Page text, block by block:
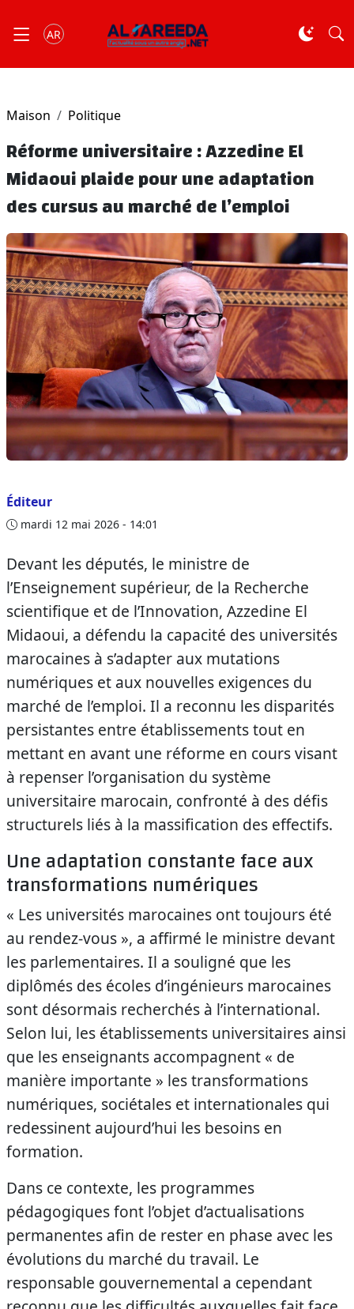
AR
Maison Politique
Réforme universitaire : Azzedine El
Midaoui plaide pour une adaptation
des cursus au marché de l’emploi
Éditeur
mardi 12 mai 2026 - 14:01
Devant les députés, le ministre de
l’Enseignement supérieur, de la Recherche
scientifique et de l’Innovation, Azzedine El
Midaoui, a défendu la capacité des universités
marocaines à s’adapter aux mutations
numériques et aux nouvelles exigences du
marché de l’emploi. Il a reconnu les disparités
persistantes entre établissements tout en
mettant en avant une réforme en cours visant
à repenser l’organisation du système
universitaire marocain, confronté à des défis
structurels liés à la massification des effectifs.
Une adaptation constante face aux
transformations numériques
« Les universités marocaines ont toujours été
au rendez-vous », a affirmé le ministre devant
les parlementaires. Il a souligné que les
diplômés des écoles d’ingénieurs marocaines
sont désormais recherchés à l’international.
Selon lui, les établissements universitaires ainsi
que les enseignants accompagnent « de
manière importante » les transformations
numériques, sociétales et internationales qui
redessinent aujourd’hui les besoins en
formation.
Dans ce contexte, les programmes
pédagogiques font l’objet d’actualisations
permanentes afin de rester en phase avec les
évolutions du marché du travail. Le
responsable gouvernemental a cependant